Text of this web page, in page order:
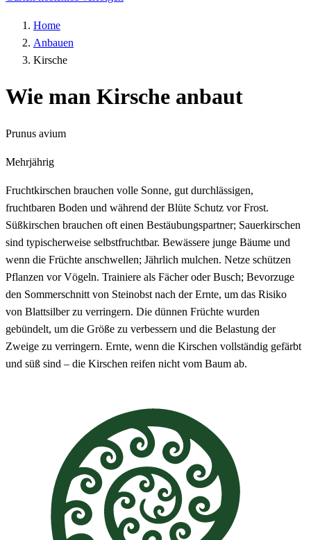
Home
Anbauen
Kirsche
Wie man Kirsche anbaut
Prunus avium
Mehrjährig
Fruchtkirschen brauchen volle Sonne, gut durchlässigen,
fruchtbaren Boden und während der Blüte Schutz vor Frost.
Süßkirschen brauchen oft einen Bestäubungspartner; Sauerkirschen
sind typischerweise selbstfruchtbar. Bewässere junge Bäume und
wenn die Früchte anschwellen; Jährlich mulchen. Netze schützen
Pflanzen vor Vögeln. Trainiere als Fächer oder Busch; Bevorzuge
den Sommerschnitt von Steinobst nach der Ernte, um das Risiko
von Blattsilber zu verringern. Die dünnen Früchte wurden
gebündelt, um die Größe zu verbessern und die Belastung der
Zweige zu verringern. Ernte, wenn die Kirschen vollständig gefärbt
und süß sind – die Kirschen reifen nicht vom Baum ab.